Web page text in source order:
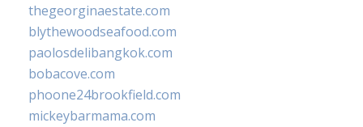
thegeorginaestate.com
blythewoodseafood.com
paolosdelibangkok.com
bobacove.com
phoone24brookfield.com
mickeybarmama.com